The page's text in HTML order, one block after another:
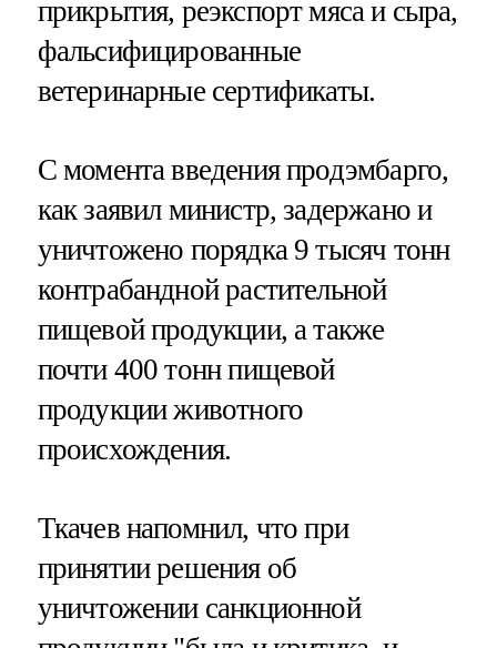
прикрытия, реэкспорт мяса и сыра,
фальсифицированные
ветеринарные сертификаты.
С момента введения продэмбарго,
как заявил министр, задержано и
уничтожено порядка 9 тысяч тонн
контрабандной растительной
пищевой продукции, а также
почти 400 тонн пищевой
продукции животного
происхождения.
Ткачев напомнил, что при
принятии решения об
уничтожении санкционной